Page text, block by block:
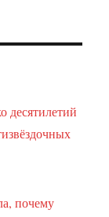
десятилетий
почему